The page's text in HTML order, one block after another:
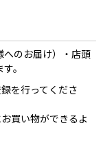
のお届け）・店頭
。
を行ってくださ
買い物ができるよ